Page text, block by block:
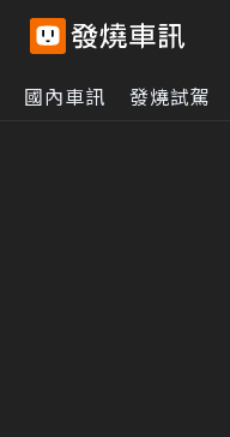
國內車訊 發燒試駕